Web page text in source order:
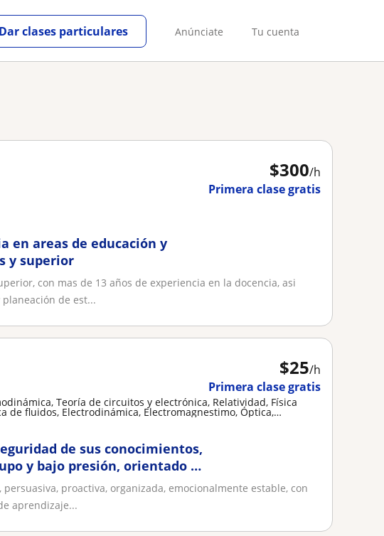
Anúnciate Tu cuenta
Dar clases particulares
$300/h
Primera clase gratis
en areas de educación y
y superior
con mas de 13 años de experiencia en la docencia, asi
de est...
$25/h
Primera clase gratis
Teoría de circuitos y electrónica, Relatividad, Física
de fluidos, Electrodinámica, Electromagnestimo, Óptica,
Biofísica
de sus conocimientos,
y bajo presión, orientado a
persuasiva, proactiva, organizada, emocionalmente estable, con
aprendizaje...